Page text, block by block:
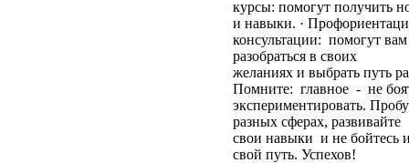
курсы: помогут получить
и навыки. ·
консультации: помогут вам
разобраться в своих
желаниях и выбрать путь
Помните: главное - не
экспериментировать.
разных сферах, развивайте
свои навыки и не бойтесь
свой путь. Успехов!